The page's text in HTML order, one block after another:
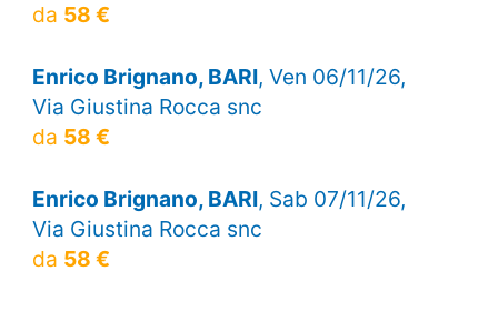
da 58 €
Enrico Brignano, BARI, Ven 06/11/26,
Via Giustina Rocca snc
da 58 €
Enrico Brignano, BARI, Sab 07/11/26,
Via Giustina Rocca snc
da 58 €